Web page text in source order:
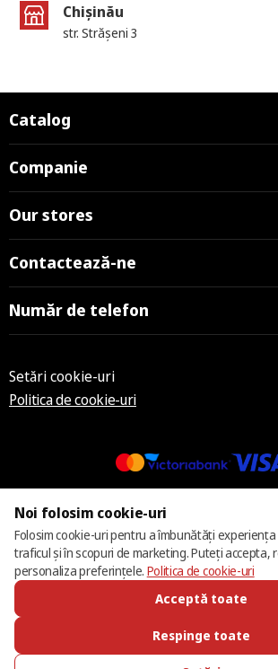
Chișinău
str. Strășeni 3
Catalog
Companie
Our stores
Contactează-ne
Număr de telefon
Setări cookie-uri
Politica de cookie-uri
© 2013 – 2026 ECOM
Noi folosim cookie-uri
Folosim cookie-uri pentru a îmbunătăți experiența
traficul și în scopuri de marketing. Puteți accepta,
personaliza preferințele. Politica de cookie-uri
Acceptă toate
Respinge toate